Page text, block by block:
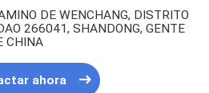
DE WENCHANG, DISTRITO
266041, SHANDONG, GENTE
CHINA
ahora